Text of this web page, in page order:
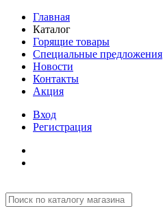
Главная
Каталог
Горящие товары
Специальные предложения
Новости
Контакты
Акция
Вход
Регистрация